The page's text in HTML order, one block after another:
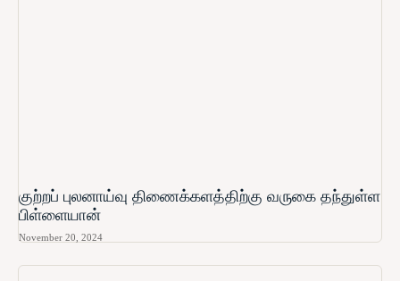
குற்றப் புலனாய்வு திணைக்களத்திற்கு வருகை தந்துள்ள
பிள்ளையான்
November 20, 2024